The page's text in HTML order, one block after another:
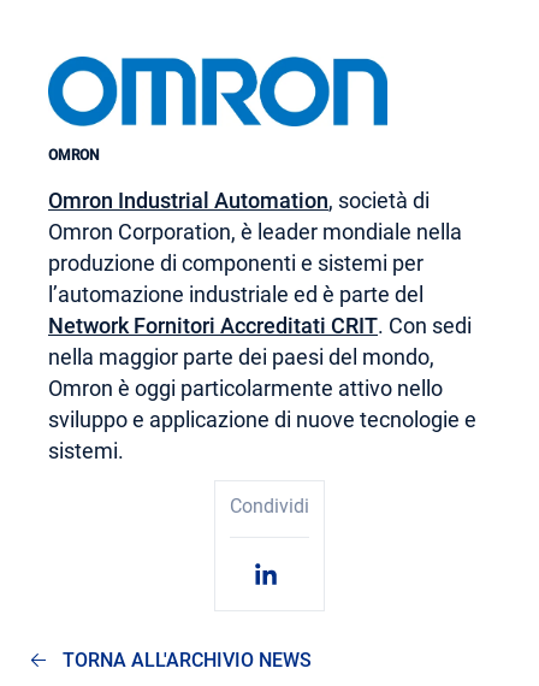
OMRON
Omron Industrial Automation, società di
Omron Corporation, è leader mondiale nella
produzione di componenti e sistemi per
l’automazione industriale ed è parte del
Network Fornitori Accreditati CRIT. Con sedi
nella maggior parte dei paesi del mondo,
Omron è oggi particolarmente attivo nello
sviluppo e applicazione di nuove tecnologie e
sistemi.
Condividi
TORNA ALL'ARCHIVIO NEWS